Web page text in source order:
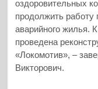
оздоровительных
продолжить работу
аварийного жилья.
проведена
«Локомотив», –
Викторович.